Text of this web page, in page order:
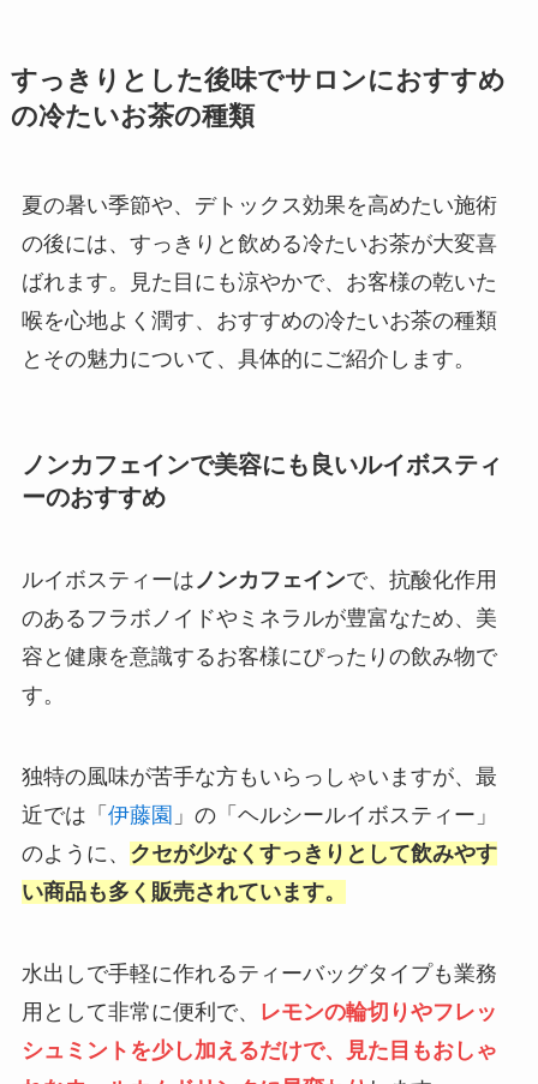
すっきりとした後味でサロンにおすすめ
の冷たいお茶の種類
夏の暑い季節や、デトックス効果を高めたい施術
の後には、すっきりと飲める冷たいお茶が大変喜
ばれます。見た目にも涼やかで、お客様の乾いた
喉を心地よく潤す、おすすめの冷たいお茶の種類
とその魅力について、具体的にご紹介します。
ノンカフェインで美容にも良いルイボスティ
ーのおすすめ
ルイボスティーはノンカフェインで、抗酸化作用
のあるフラボノイドやミネラルが豊富なため、美
容と健康を意識するお客様にぴったりの飲み物で
す。
独特の風味が苦手な方もいらっしゃいますが、最
近では「 伊藤園 」の「ヘルシールイボスティー」
のように、 クセが少なくすっきりとして飲みやす
い商品も多く販売されています。
水出しで手軽に作れるティーバッグタイプも業務
用として非常に便利で、
レモンの輪切りやフレッ
シュミントを少し加えるだけで、見た目もおしゃ